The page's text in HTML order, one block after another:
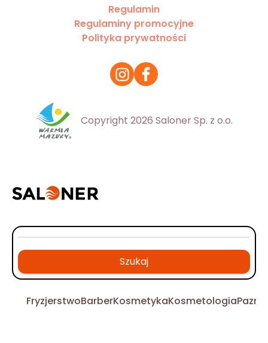
Regulamin
Regulaminy promocyjne
Polityka prywatności
Copyright 2026 Saloner Sp. z o.o.
Szukaj
FryzjerstwoBarberKosmetykaKosmetologia